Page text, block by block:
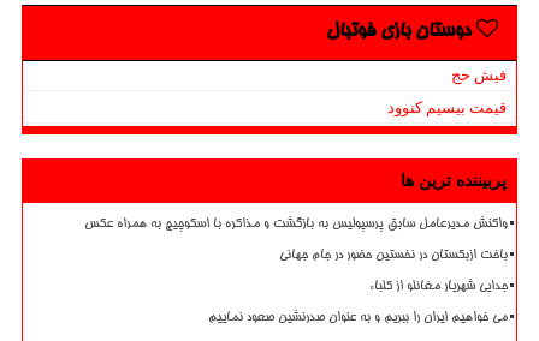
دوستان بازی فوتبال
فیش حج
قیمت بیسیم کنوود
پربیننده ترین ها
واکنش مدیرعامل سابق پرسپولیس به بازگشت و مذاکره با اسکوچیچ به همراه عکس
باخت ازبکستان در نخستین حضور در جام جهانی
جدایی شهریار مغانلو از کلباء
می خواهیم ایران را ببریم و به عنوان صدرنشین صعود نماییم